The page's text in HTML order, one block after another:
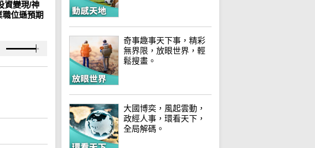
資變現/神
位遜預期
奇事趣事天下事，精彩
無界限，放眼世界，輕
鬆搜畫。
大國博奕，風起雲動，
政經人事，環看天下，
全局解碼。